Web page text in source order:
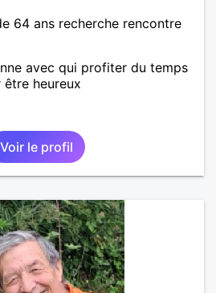
64 ans recherche rencontre
avec qui profiter du temps
heureux
Voir le profil